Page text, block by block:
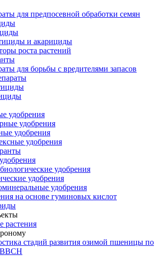
для предпосевной обработки семян
и акарициды
роста растений
для борьбы с вредителями запасов
удобрения
удобрения
удобрения
удобрения
удобрения
удобрения
удобрения
на основе гуминовых кислот
растения
стадий развития озимой пшеницы по
ВВСН